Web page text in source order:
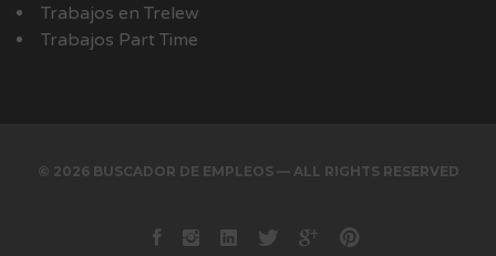
Trabajos en Trelew
Trabajos Part Time
© 2026 BUSCADOR DE EMPLEOS — ALL RIGHTS RESERVED
Facebook
instagram
LinkedinTwitterGoogle+